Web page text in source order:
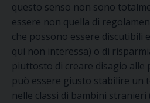
questo senso non sono
essere non quella di
che possono essere discutibili
qui non interessa) o di
piuttosto di creare disagio alle
può essere giusto stabilire un
nelle classi di bambini